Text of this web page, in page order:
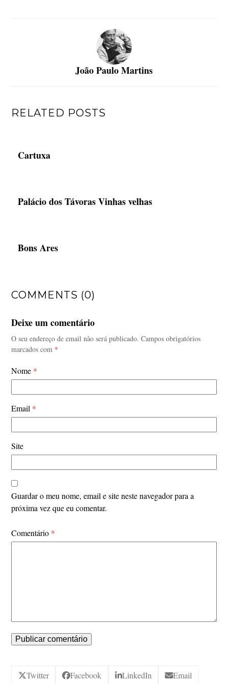
João Paulo Martins
RELATED POSTS
Cartuxa
Palácio dos Távoras Vinhas velhas
Bons Ares
COMMENTS (0)
Deixe um comentário
O seu endereço de email não será publicado. Campos obrigatórios
marcados com *
Nome *
Email *
Site
Guardar o meu nome, email e site neste navegador para a
próxima vez que eu comentar.
Comentário *
Twitter Facebook LinkedIn Email